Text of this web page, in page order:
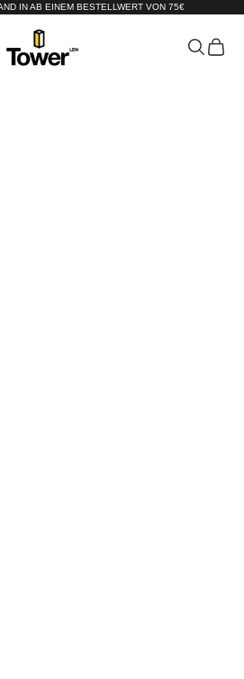
IN AB EINEM BESTELLWERT VON 75€
Tower-London.De
Suchen